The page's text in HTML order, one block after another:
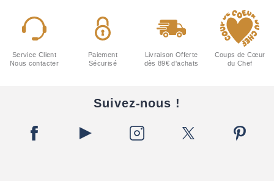
Service Client
Nous contacter
Paiement
Sécurisé
Livraison Offerte
dès 89€ d'achats
Coups de Cœur
du Chef
Suivez-nous !